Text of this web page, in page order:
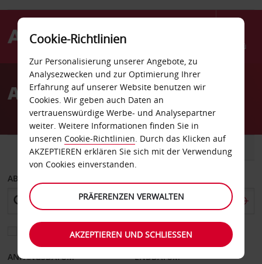
Menü
AvisAutovermietung Odessa
FAHRZEUG TRANSPORTER
ABHOLEN VON
Eine andere Rückgabestation auswählen
ANFANGSDATUM ENDDATUM
Cookie-Richtlinien
Zur Personalisierung unserer Angebote, zu
Analysezwecken und zur Optimierung Ihrer
Erfahrung auf unserer Website benutzen wir
Cookies. Wir geben auch Daten an
vertrauenswürdige Werbe- und Analysepartner
weiter. Weitere Informationen finden Sie in
unseren Cookie-Richtlinien. Durch das Klicken auf
AKZEPTIEREN erklären Sie sich mit der Verwendung
von Cookies einverstanden.
PRÄFERENZEN VERWALTEN
AKZEPTIEREN UND SCHLIESSEN